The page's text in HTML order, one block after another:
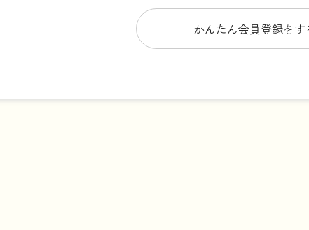
かんたん会員登録をす